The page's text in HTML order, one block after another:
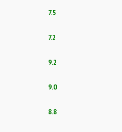
7.5
7.2
9.2
9.0
8.8